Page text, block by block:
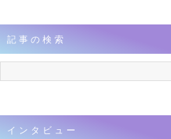
記事の検索
インタビュー